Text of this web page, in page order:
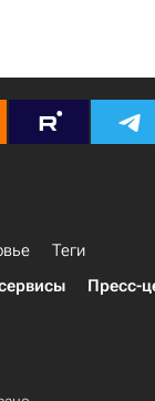
Теги
Пресс-